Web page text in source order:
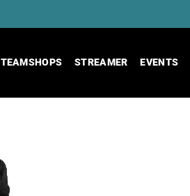
TEAMSHOPS STREAMER EVENTS